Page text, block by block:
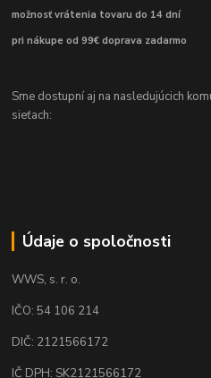
možnosť vrátenia tovaru do 14 dní
pri nákupe od 99€ doprava zadarmo
Sme dostupní aj na nasledujúcich
sieťach:
Údaje o spoločnosti
WWS, s. r. o.
IČO: 54 106 214
DIČ: 2121566172
IČ DPH: SK2121566172